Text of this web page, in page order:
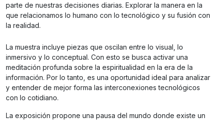
parte de nuestras decisiones diarias. Explorar la manera en la
que relacionamos lo humano con lo tecnológico y su fusión con
la realidad.
La muestra incluye piezas que oscilan entre lo visual, lo
inmersivo y lo conceptual. Con esto se busca activar una
meditación profunda sobre la espiritualidad en la era de la
información. Por lo tanto, es una oportunidad ideal para analizar
y entender de mejor forma las interconexiones tecnológicos
con lo cotidiano.
La exposición propone una pausa del mundo donde existe un